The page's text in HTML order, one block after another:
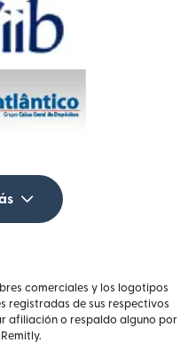
comerciales y los logotipos
registradas de sus respectivos
afiliación o respaldo alguno por